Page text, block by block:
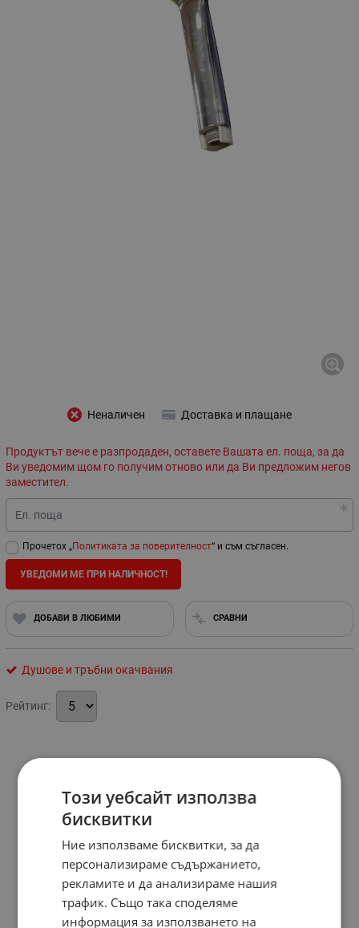
Неналичен Доставка и плащане
Продуктът вече е разпродаден, оставете Вашата ел. поща, за да
Ви уведомим щом го получим отново или да Ви предложим негов
заместител.
Ел. поща
Прочетох „Политиката за поверителност“ и съм съгласен.
УВЕДОМИ МЕ ПРИ НАЛИЧНОСТ!
ДОБАВИ В ЛЮБИМИ СРАВНИ
Душове и тръбни окачвания
Рейтинг:
Този уебсайт използва
бисквитки
Ние използваме бисквитки, за да
персонализираме съдържанието,
рекламите и да анализираме нашия
трафик. Също така споделяме
информация за използването на